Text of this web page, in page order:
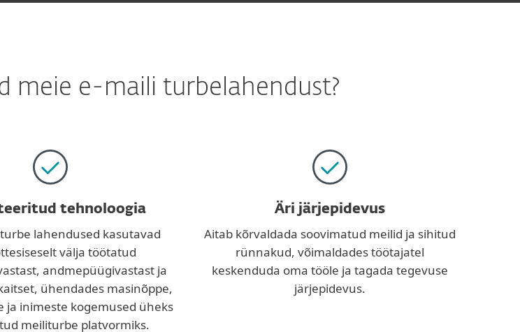
meie e-maili turbelahendust?
tehnoloogia
lahendused kasutavad
välja töötatud
andmepüügivastast ja
ühendades masinõppe,
ja inimeste kogemused üheks
meiliturbe platvormiks.
Äri järjepidevus
Aitab kõrvaldada soovimatud meilid ja sihitud
rünnakud, võimaldades töötajatel
keskenduda oma tööle ja tagada tegevuse
järjepidevus.